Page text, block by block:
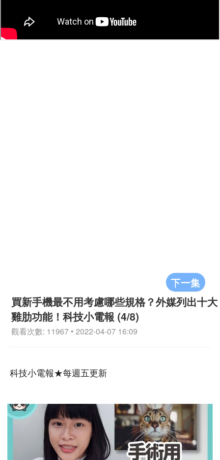
下一集
買新手機最不用考慮哪些規格？外媒列出十大
雞肋功能！科技小電報 (4/8)
觀看次數: 11967 • 2022-04-07 16:09
科技小電報★每週五更新